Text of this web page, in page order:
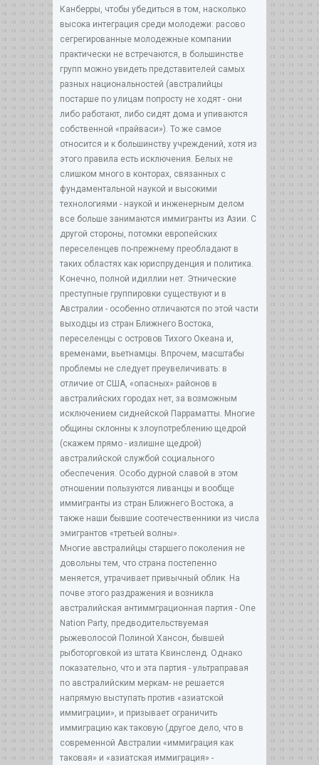
Канберры, чтобы убедиться в том, насколько
высока интеграция среди молодежи: расово
сегрегированные молодежные компании
практически не встречаются, в большинстве
групп можно увидеть представителей самых
разных национальностей (австралийцы
постарше по улицам попросту не ходят - они
либо работают, либо сидят дома и упиваются
собственной «прайваси»). То же самое
относится и к большинству учреждений, хотя из
этого правила есть исключения. Белых не
слишком много в конторах, связанных с
фундаментальной наукой и высокими
технологиями - наукой и инженерным делом
все больше занимаются иммигранты из Азии. С
другой стороны, потомки европейских
переселенцев по-прежнему преобладают в
таких областях как юриспруденция и политика.
Конечно, полной идиллии нет. Этнические
преступные группировки существуют и в
Австралии - особенно отличаются по этой части
выходцы из стран Ближнего Востока,
переселенцы с островов Тихого Океана и,
временами, вьетнамцы. Впрочем, масштабы
проблемы не следует преувеличивать: в
отличие от США, «опасных» районов в
австралийских городах нет, за возможным
исключением сиднейской Парраматты. Многие
общины склонны к злоупотреблению щедрой
(скажем прямо - излишне щедрой)
австралийской службой социального
обеспечения. Особо дурной славой в этом
отношении пользуются ливанцы и вообще
иммигранты из стран Ближнего Востока, а
также наши бывшие соотечественники из числа
эмигрантов «третьей волны».
Многие австралийцы старшего поколения не
довольны тем, что страна постепенно
меняется, утрачивает привычный облик. На
почве этого раздражения и возникла
австралийская антиммграционная партия - One
Nation Party, предводительствуемая
рыжеволосой Полиной Хансон, бывшей
рыботорговкой из штата Квинсленд. Однако
показательно, что и эта партия - ультраправая
по австралийским меркам- не решается
напрямую выступать против «азиатской
иммиграции», и призывает ограничить
иммиграцию как таковую (другое дело, что в
современной Австралии «иммиграция как
таковая» и «азиатская иммиграция» -